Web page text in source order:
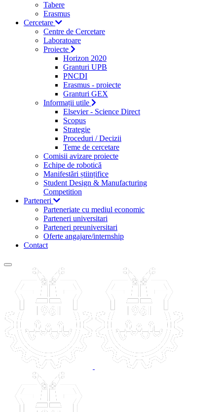
Tabere
Erasmus
Cercetare
Centre de Cercetare
Laboratoare
Proiecte
Horizon 2020
Granturi UPB
PNCDI
Erasmus - proiecte
Granturi GEX
Informații utile
Elsevier - Science Direct
Scopus
Strategie
Proceduri / Decizii
Teme de cercetare
Comisii avizare proiecte
Echipe de robotică
Manifestări științifice
Student Design & Manufacturing
Competition
Parteneri
Parteneriate cu mediul economic
Parteneri universitari
Parteneri preuniversitari
Oferte angajare/internship
Contact